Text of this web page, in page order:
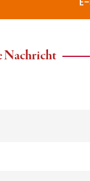
Nachricht